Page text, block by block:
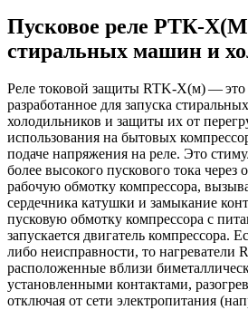
Пусковое реле РТК-
стиральных машин и
Реле токовой защиты RTK-X(м) — это
разработанное для запуска
холодильников и защиты их от
использования на бытовых
подаче напряжения на реле. Это
более высокого пускового тока через
рабочую обмотку компрессора,
сердечника катушки и замыкание
пусковую обмотку компрессора с
запускается двигатель компрессора.
либо неисправности, то нагреватели
расположенные вблизи
установленными контактами,
отключая от сети электропитания